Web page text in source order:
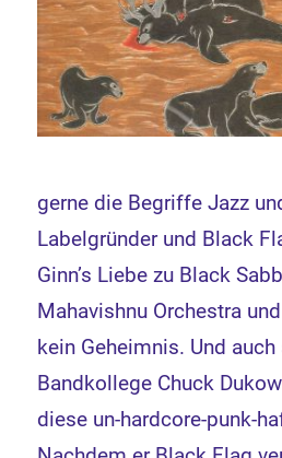
gerne die Begriffe Jazz
Labelgründer und Black
Ginn’s Liebe zu Black
Mahavishnu Orchestra
kein Geheimnis. Und
Bandkollege Chuck
diese un-hardcore-punk-